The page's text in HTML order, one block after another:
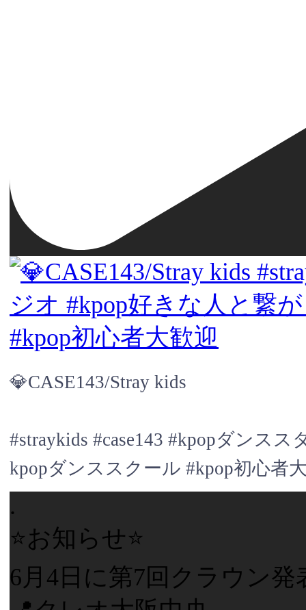
💎CASE143/Stray kids
#straykids #case143 #kpopダンス
kpopダンススクール #kpop初心者
.
⭐️お知らせ⭐️
6月4日に第7回クラウン